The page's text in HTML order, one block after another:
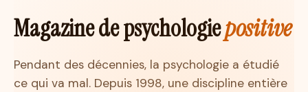
Magazine de psychologiepositive
Pendant des décennies, la psychologie a étudié
ce qui va mal. Depuis 1998, une discipline entière